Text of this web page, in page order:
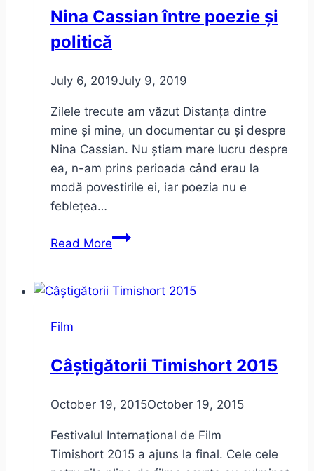
Nina Cassian între poezie și
politică
July 6, 2019July 9, 2019
Zilele trecute am văzut Distanța dintre
mine și mine, un documentar cu și despre
Nina Cassian. Nu știam mare lucru despre
ea, n-am prins perioada când erau la
modă povestirile ei, iar poezia nu e
feblețea…
Read MoreNina
poezie
Film
Câștigătorii Timishort 2015
October 19, 2015October 19, 2015
Festivalul Internațional de Film
Timishort 2015 a ajuns la final. Cele cele